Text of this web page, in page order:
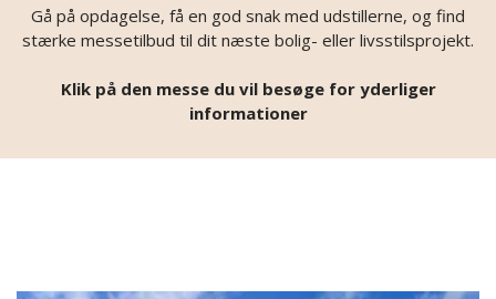
Gå på opdagelse, få en god snak med udstillerne, og find
stærke messetilbud til dit næste bolig- eller livsstilsprojekt.
Klik på den messe du vil besøge for yderliger
informationer